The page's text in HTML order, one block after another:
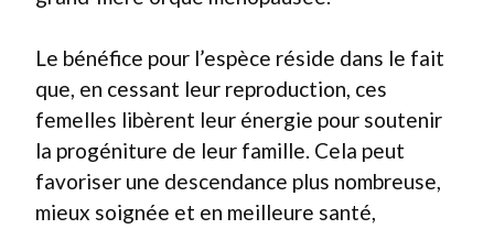
Le bénéfice pour l’espèce réside dans le fait
que, en cessant leur reproduction, ces
femelles libèrent leur énergie pour soutenir
la progéniture de leur famille. Cela peut
favoriser une descendance plus nombreuse,
mieux soignée et en meilleure santé,